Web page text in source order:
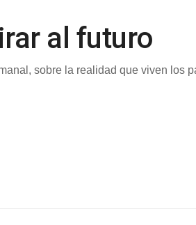
al futuro
sobre la realidad que viven los